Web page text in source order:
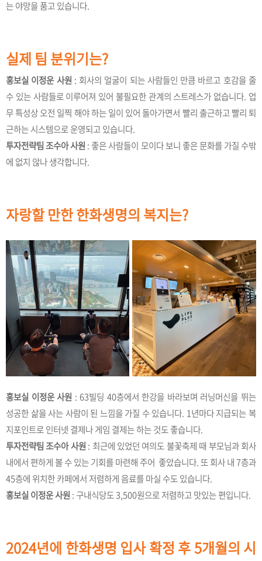
는 야망을 품고 있습니다.
실제 팀 분위기는?
홍보실 이정운 사원 : 회사의 얼굴이 되는 사람들인 만큼 바르고 호감을 줄
수 있는 사람들로 이루어져 있어 불필요한 관계의 스트레스가 없습니다. 업
무 특성상 오전 일찍 해야 하는 일이 있어 돌아가면서 빨리 출근하고 빨리 퇴
근하는 시스템으로 운영되고 있습니다.
투자전략팀 조수아 사원 : 좋은 사람들이 모이다 보니 좋은 문화를 가질 수밖
에 없지 않나 생각합니다.
자랑할 만한 한화생명의 복지는?
홍보실 이정운 사원 : 63빌딩 40층에서 한강을 바라보며 러닝머신을 뛰는
성공한 삶을 사는 사람이 된 느낌을 가질 수 있습니다. 1년마다 지급되는 복
지포인트로 인터넷 결제나 게임 결제는 하는 것도 좋습니다.
투자전략팀 조수아 사원 : 최근에 있었던 여의도 불꽃축제 때 부모님과 회사
내에서 편하게 볼 수 있는 기회를 마련해 주어 좋았습니다. 또 회사 내 7층과
45층에 위치한 카페에서 저렴하게 음료를 마실 수도 있습니다.
홍보실 이정운 사원 : 구내식당도 3,500원으로 저렴하고 맛있는 편입니다.
2024년에 한화생명 입사 확정 후 5개월의 시